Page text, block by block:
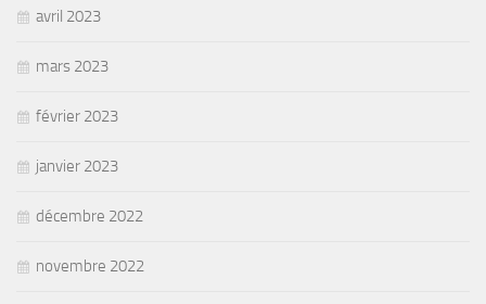
avril 2023
mars 2023
février 2023
janvier 2023
décembre 2022
novembre 2022